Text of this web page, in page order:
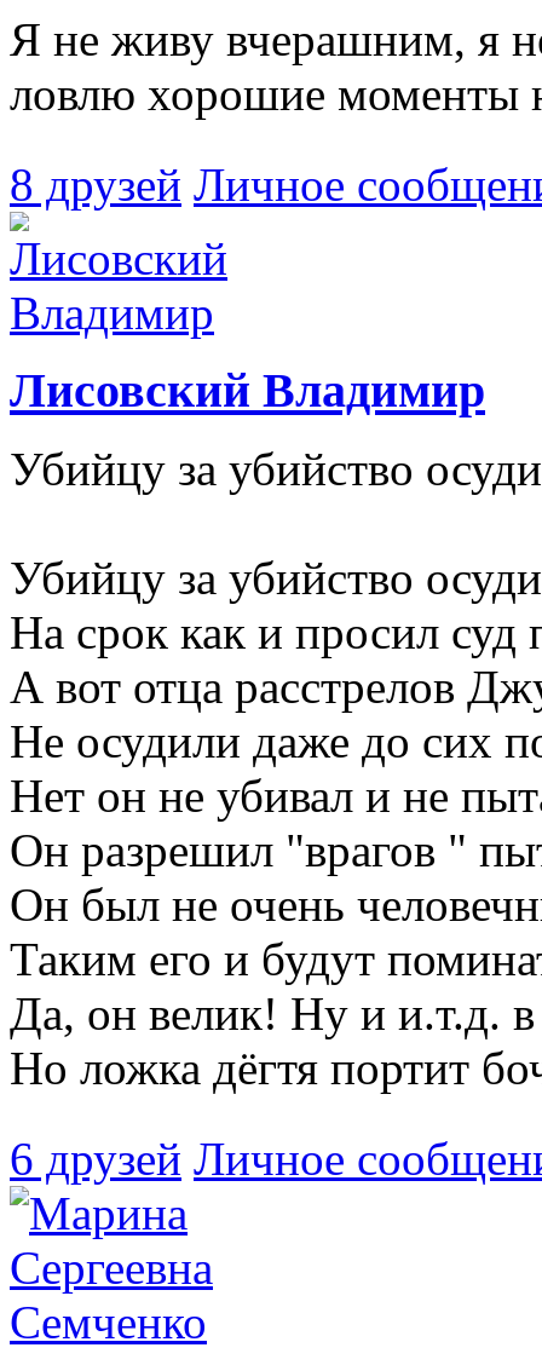
Я не живу вчерашним, я
ловлю хорошие моменты
8 друзей Личное
Лисовский Владимир
Убийцу за убийство
Убийцу за убийство
На срок как и просил суд
А вот отца расстрелов
Не осудили даже до сих
Нет он не убивал и не
Он разрешил "врагов "
Он был не очень
Таким его и будут
Да, он велик! Ну и и.т.д.
Но ложка дёгтя портит
6 друзей Личное